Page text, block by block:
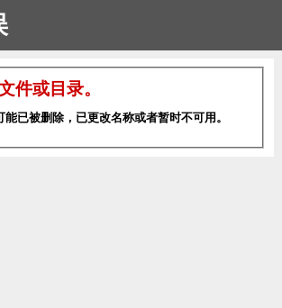
件或目录。
已被删除，已更改名称或者暂时不可用。